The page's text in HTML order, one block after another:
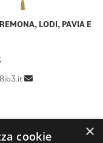
LODI, PAVIA E
×
cookie